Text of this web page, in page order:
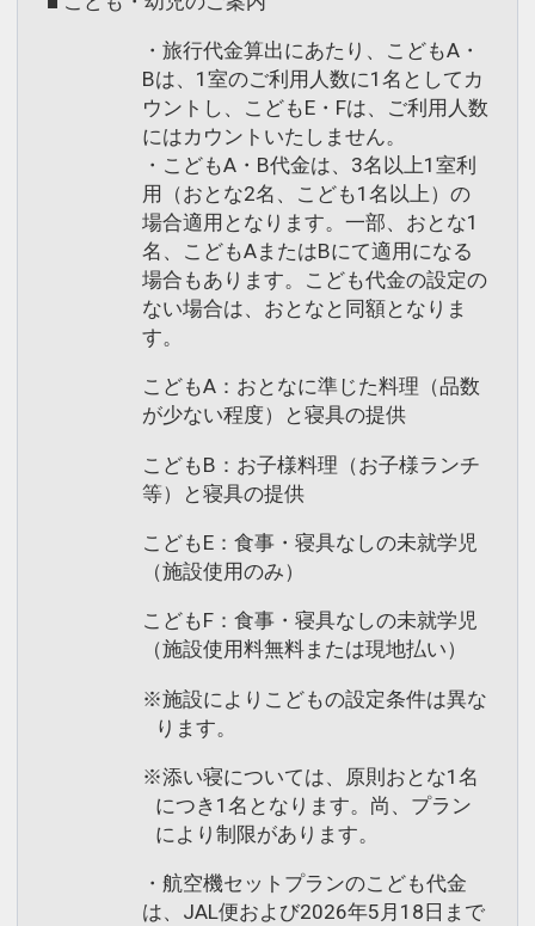
・旅行代金算出にあたり、こどもA・
Bは、1室のご利用人数に1名としてカ
ウントし、こどもE・Fは、ご利用人数
にはカウントいたしません。
・こどもA・B代金は、3名以上1室利
用（おとな2名、こども1名以上）の
場合適用となります。一部、おとな1
名、こどもAまたはBにて適用になる
場合もあります。こども代金の設定の
ない場合は、おとなと同額となりま
す。
こどもA：おとなに準じた料理（品数
が少ない程度）と寝具の提供
こどもB：お子様料理（お子様ランチ
等）と寝具の提供
こどもE：食事・寝具なしの未就学児
（施設使用のみ）
こどもF：食事・寝具なしの未就学児
（施設使用料無料または現地払い）
※施設によりこどもの設定条件は異な
ります。
※添い寝については、原則おとな1名
につき1名となります。尚、プラン
により制限があります。
・航空機セットプランのこども代金
は、JAL便および2026年5月18日まで